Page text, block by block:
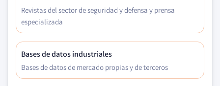
Revistas del sector de seguridad y defensa y prensa
especializada
Bases de datos industriales
Bases de datos de mercado propias y de terceros